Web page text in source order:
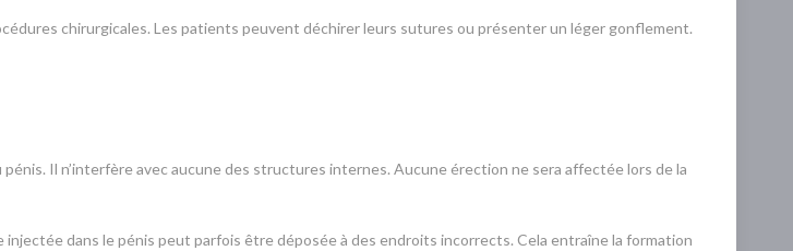
chirurgicales. Les patients peuvent déchirer leurs sutures ou présenter un léger gonflement.
Il n’interfère avec aucune des structures internes. Aucune érection ne sera affectée lors de la
dans le pénis peut parfois être déposée à des endroits incorrects. Cela entraîne la formation